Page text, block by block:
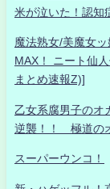
米が泣いた！認知
魔法熟女/美魔女
MAX！ ニート仙
まとめ速報Z)]
乙女系腐男子の
逆襲！！ 極道の
スーパーウンコ！